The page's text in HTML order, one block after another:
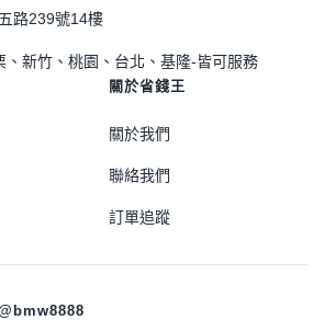
路239號14樓
、新竹、桃園、台北、基隆-皆可服務
關於省錢王
關於我們
聯絡我們
訂單追蹤